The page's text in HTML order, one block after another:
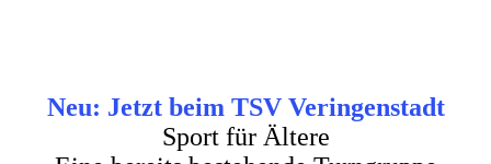
Neu: Jetzt beim TSV Veringenstadt
Sport für Ältere